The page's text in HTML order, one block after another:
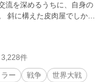
流を深めるうちに、自身の
斜に構えた皮肉屋でしかな
ポーランド、ソ連、シベ
3,228件
ラー 戦争
世界大戦